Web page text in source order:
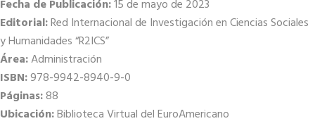
Fecha de Publicación:15 de mayo de 2023
Editorial:Red Internacional de Investigación en Ciencias Sociales
y Humanidades “R2ICS”
Área:Administración
ISBN:978-9942-8940-9-0
Páginas:88
Ubicación:Biblioteca Virtual del EuroAmericano